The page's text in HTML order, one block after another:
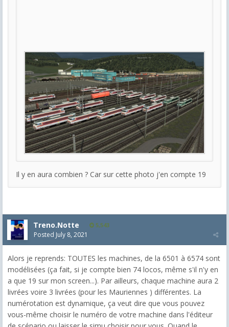
Il y en aura combien ? Car sur cette photo j'en compte 19
Treno.Notte 5,543
Posted July 8, 2021
Alors je reprends: TOUTES les machines, de la 6501 à 6574 sont
modélisées (ça fait, si je compte bien 74 locos, même s'il n'y en
a que 19 sur mon screen...). Par ailleurs, chaque machine aura 2
livrées voire 3 livrées (pour les Mauriennes ) différentes. La
numérotation est dynamique, ça veut dire que vous pouvez
vous-même choisir le numéro de votre machine dans l'éditeur